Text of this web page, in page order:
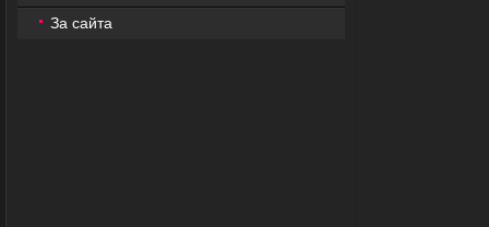
За сайта